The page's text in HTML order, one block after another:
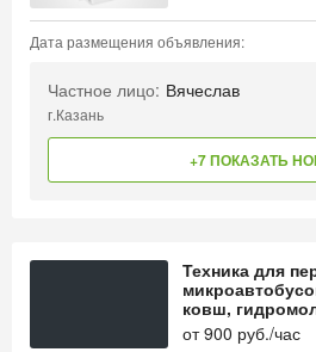
Дата размещения объявления:
Частное лицо: Вячеслав
г.Казань
+7 ПОКАЗАТЬ
Техника для
ковш,
от900 руб./час